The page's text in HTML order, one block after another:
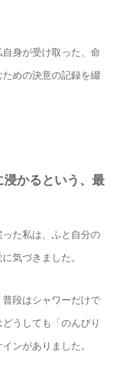
身が受け取った、命
めの決意の記録を綴
かるという、最
た私は、ふと自分の
気づきました。
段はシャワーだけで
うしても「のんびり
ンがありました。